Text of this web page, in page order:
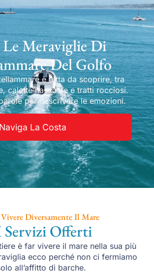
Meraviglie Di
Del Golfo
è tutta da scoprire, tra
calette nascoste e tratti rocciosi.
per descrivere le emozioni.
Naviga La Costa
Vivere Diversamente Il Mare
Servizi Offerti
è far vivere il mare nella sua più
ecco perché non ci fermiamo
all’affitto di barche.